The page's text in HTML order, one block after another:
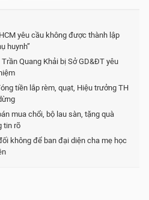
yêu cầu không được thành lập
huynh”
Quang Khải bị Sở GD&ĐT yêu
tiền lắp rèm, quạt, Hiệu trưởng TH
mua chổi, bộ lau sàn, tặng quà
tin rõ
không để ban đại diện cha mẹ học